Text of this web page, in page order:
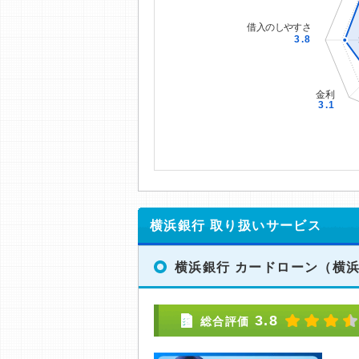
横浜銀行 取り扱いサービス
横浜銀行 カードローン （横
総合評価 3.8